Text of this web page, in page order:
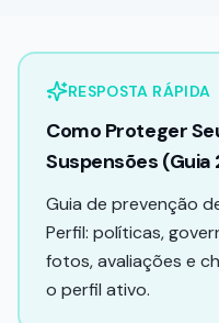
GEO – Generative
Guia de Otimização -
RESPOSTA RÁPIDA
Como Proteger
Suspensões (Guia
Guia de prevenção
Perfil: políticas,
fotos, avaliações e
o perfil ativo.